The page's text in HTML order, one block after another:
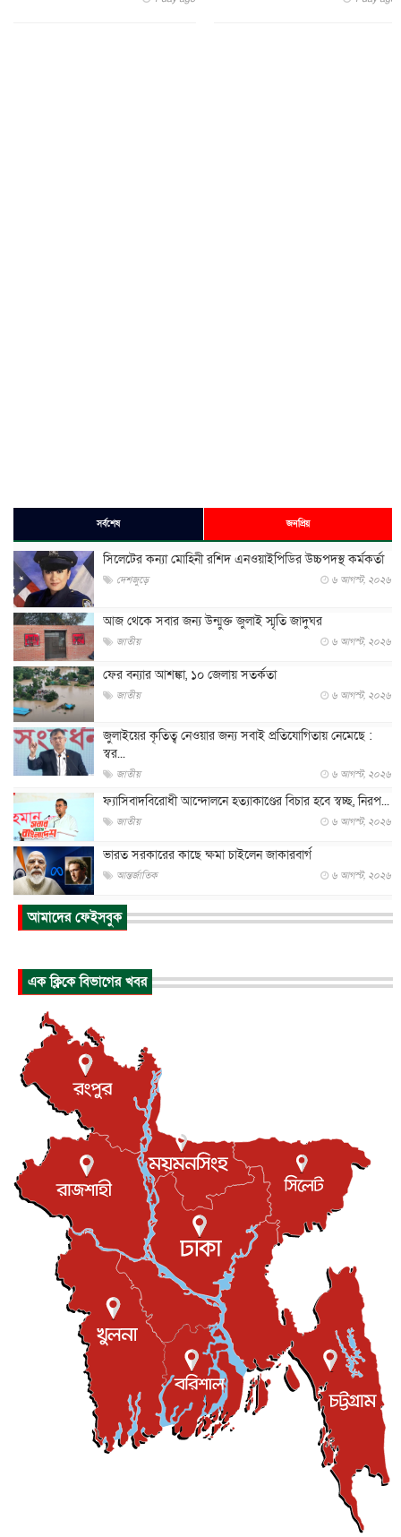
সর্বশেষ জনপ্রিয়
সিলেটের কন্যা মোহিনী রশিদ এনওয়াইপিডির উচ্চপদস্থ কর্মকর্তা
দেশজুড়ে ৬ আগস্ট, ২০২৬
আজ থেকে সবার জন্য উন্মুক্ত জুলাই স্মৃতি জাদুঘর
জাতীয় ৬ আগস্ট, ২০২৬
ফের বন্যার আশঙ্কা, ১০ জেলায় সতর্কতা
জাতীয় ৬ আগস্ট, ২০২৬
জুলাইয়ের কৃতিত্ব নেওয়ার জন্য সবাই প্রতিযোগিতায় নেমেছে :
স্বর...
জাতীয় ৬ আগস্ট, ২০২৬
ফ্যাসিবাদবিরোধী আন্দোলনে হত্যাকাণ্ডের বিচার হবে স্বচ্ছ, নিরপ...
জাতীয় ৬ আগস্ট, ২০২৬
ভারত সরকারের কাছে ক্ষমা চাইলেন জাকারবার্গ
আন্তর্জাতিক ৬ আগস্ট, ২০২৬
আকাশে ট্রাম্পের হেলিকপ্টার ও যাত্রীবাহী বিমান মুখোমুখি, তদন্...
আন্তর্জাতিক
আন্তর্জাতিক ৬ আগস্ট, ২০২৬
টি-টোয়েন্টি ইতিহাসের সর্বোচ্চ রানের মালিক এখন জস বাটলার
বস্তিতে কেটেছে শৈশব, আজ মুম্বাইয়ে দুই বাড়ির মালিক
বিনোদন ৬ আগস্ট, ২০২৬
যুক্তরাজ্যে বসবাসরত জাতীয়তাবাদী কুলাউড়াবাসীর মত বিনিময়
সভা...
ইউকে কমিউনিটি ৫ আগস্ট, ২০২৬
প্রধানমন্ত্রীকে সৌদি আরব সফরের আমন্ত্রণ
জাতীয় ৫ আগস্ট, ২০২৬
জুলাই গণ-অভ্যুত্থান দিবস আজ, স্মরণে দেশজুড়ে কর্মসূচি
জাতীয় ৫ আগস্ট, ২০২৬
জনগণ পরিবর্তন চেয়েছে বলেই জুলাই আন্দোলন সফল :
৫ আগস্ট, ২০২৬
বেনজীর আহমেদের সঙ্গে পরীমনির ঘনিষ্ঠ সম্পর্ক ছিল : নাসির
মাহম...
জাতীয় ৫ আগস্ট, ২০২৬
হরমুজ নিয়ে ইরান-মার্কিন চুক্তি হতে পারে আজ : মার্কিন অর্থমন...
৫ আগস্ট, ২০২৬
পৃথিবীর দিকে আসছে বিধ্বংসী বস্তু, পারমাণবিক বোমা দিয়ে করা
আমাদের ফেইসবুক
এক ক্লিকে বিভাগের খবর